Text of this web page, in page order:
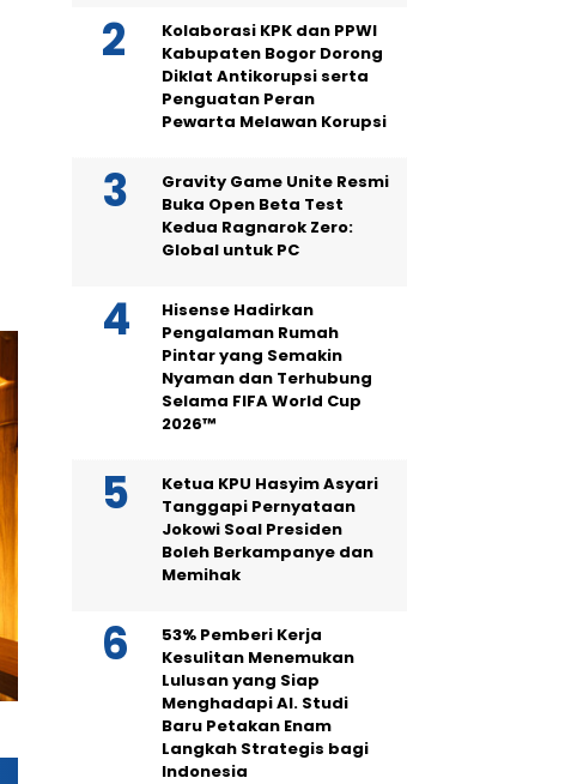
Kolaborasi KPK dan PPWI
Kabupaten Bogor Dorong
Diklat Antikorupsi serta
Penguatan Peran
Pewarta Melawan Korupsi
Gravity Game Unite Resmi
Buka Open Beta Test
Kedua Ragnarok Zero:
Global untuk PC
Hisense Hadirkan
Pengalaman Rumah
Pintar yang Semakin
Nyaman dan Terhubung
Selama FIFA World Cup
2026™
Ketua KPU Hasyim Asyari
Tanggapi Pernyataan
Jokowi Soal Presiden
Boleh Berkampanye dan
Memihak
53% Pemberi Kerja
Kesulitan Menemukan
Lulusan yang Siap
Menghadapi AI. Studi
Baru Petakan Enam
Langkah Strategis bagi
Indonesia